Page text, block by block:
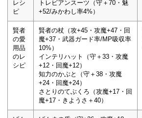
レシ
ピ
トレビアンスーツ（守＋70・魅
+52/みかわし率4%）
賢者
の愛
用品
のレ
シピ
賢者の杖（攻+45・攻魔+47・回
魔+37・武器ガード率/MP吸収率
10%）
インテリハット（守＋33・攻魔
+12・回魔+12）
知力のかぶと（守＋38・攻魔
+24・回魔+24）
さとりのてぶくろ（攻魔+17・回
魔+17・きようさ＋40）